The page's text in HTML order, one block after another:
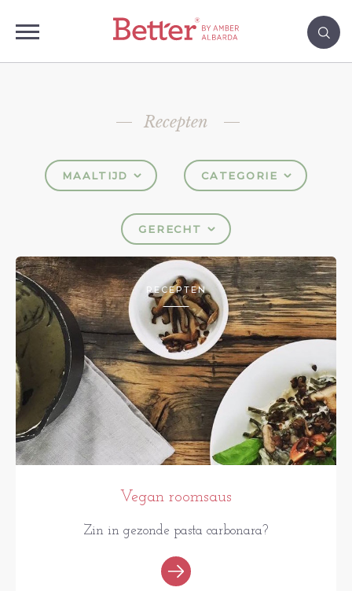
Recepten
MAALTIJD CATEGORIE
GERECHT
RECEPTEN
Vegan roomsaus
Zin in gezonde pasta carbonara?